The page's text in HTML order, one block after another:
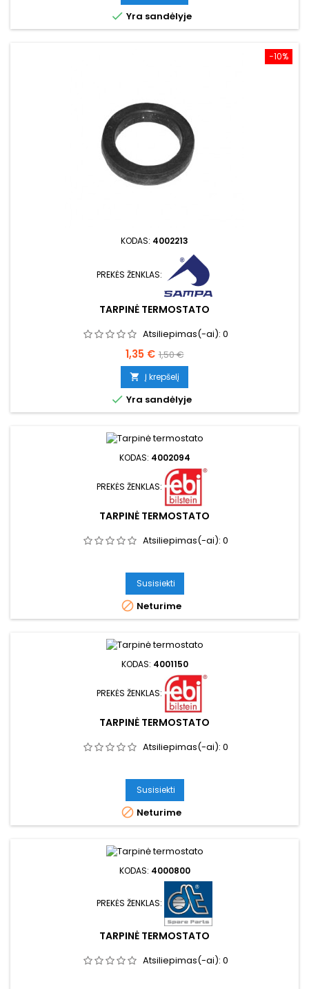
 Yra sandėlyje
−10%
KODAS: 4002213
PREKĖS ŽENKLAS:
TARPINĖ TERMOSTATO
Atsiliepimas(-ai): 0
Kaina
1,35 € Bazinė
kaina
1,50 €
 Į krepšelį
 Yra sandėlyje
KODAS: 4002094
PREKĖS ŽENKLAS:
TARPINĖ TERMOSTATO
Atsiliepimas(-ai): 0
Susisiekti
 Neturime
KODAS: 4001150
PREKĖS ŽENKLAS:
TARPINĖ TERMOSTATO
Atsiliepimas(-ai): 0
Susisiekti
 Neturime
KODAS: 4000800
PREKĖS ŽENKLAS:
TARPINĖ TERMOSTATO
Atsiliepimas(-ai): 0